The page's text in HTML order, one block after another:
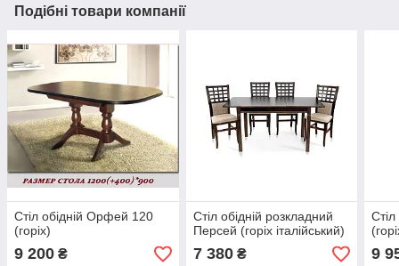
Подібні товари компанії
Стіл обідній Орфей 120
(горіх)
9 200 ₴
Стіл обідній розкладний
Персей (горіх італійський)
7 380₴ 9